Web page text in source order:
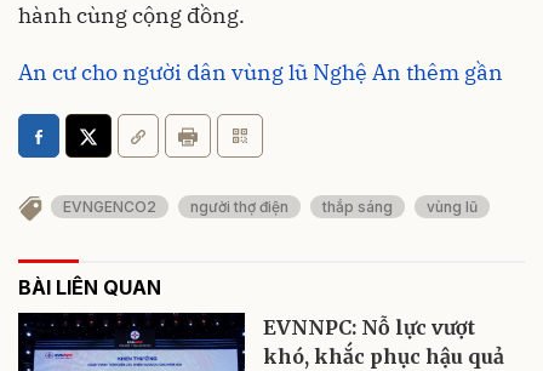
hành cùng cộng đồng.
An cư cho người dân vùng lũ Nghệ An thêm gần
EVNGENCO2 người thợ điện thắp sáng vùng lũ
BÀI LIÊN QUAN
EVNNPC: Nỗ lực vượt
khó, khắc phục hậu quả